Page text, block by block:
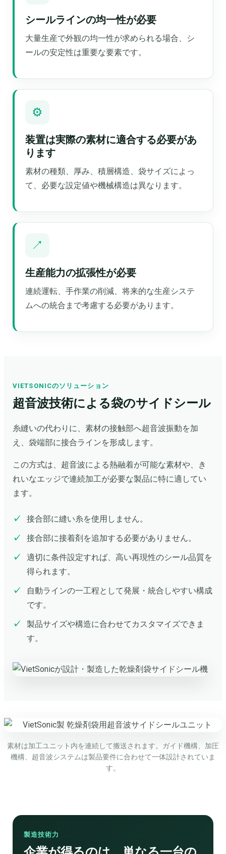
シールラインの均一性が必要
大量生産で外観の均一性が求められる場合、シ
ールの安定性は重要な要素です。
⚙
装置は実際の素材に適合する必要があ
ります
素材の種類、厚み、積層構造、袋サイズによっ
て、必要な設定値や機械構造は異なります。
↗
生産能力の拡張性が必要
連続運転、手作業の削減、将来的な生産システ
ムへの統合まで考慮する必要があります。
VIETSONICのソリューション
超音波技術による袋のサイドシール
糸縫いの代わりに、素材の接触部へ超音波振動を加
え、袋端部に接合ラインを形成します。
この方式は、超音波による熱融着が可能な素材や、き
れいなエッジで連続加工が必要な製品に特に適してい
ます。
接合部に縫い糸を使用しません。
接合部に接着剤を追加する必要がありません。
適切に条件設定すれば、高い再現性のシール品質を
得られます。
自動ラインの一工程として発展・統合しやすい構成
です。
製品サイズや構造に合わせてカスタマイズできま
す。
素材は加工ユニット内を連続して搬送されます。ガイド機構、加圧
機構、超音波システムは製品要件に合わせて一体設計されていま
す。
製造技術力